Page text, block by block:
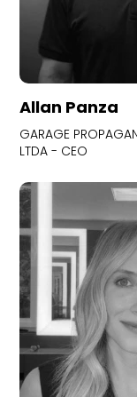
Allan Panza
GARAGE
LTDA - CEO